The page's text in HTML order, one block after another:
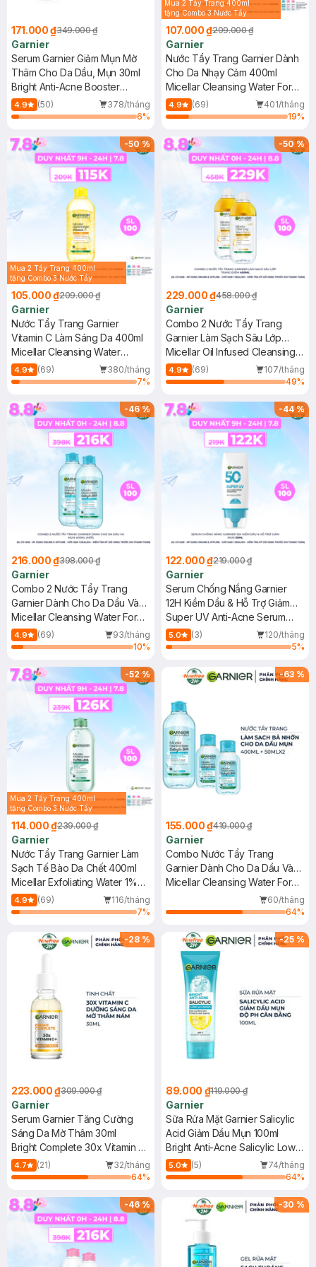
171.000 ₫349.000 ₫
Garnier
Serum Garnier Giảm Mụn Mờ
Thâm Cho Da Dầu, Mụn 30ml
Bright Anti-Acne Booster
Serum
4.9 (50)
378/tháng
6%
Mua 2 Tẩy Trang 400ml
tặng Combo 3 Nước Tẩy
Nhiên)
107.000 ₫209.000 ₫
Garnier
Nước Tẩy Trang Garnier Dành
Cho Da Nhạy Cảm 400ml
Micellar Cleansing Water For
Sensitive Skin
4.9 (69)
401/tháng
19%
-50%
Mua 2 Tẩy Trang 400ml
tặng Combo 3 Nước Tẩy
Nhiên)
105.000 ₫209.000 ₫
Garnier
Nước Tẩy Trang Garnier
Vitamin C Làm Sáng Da 400ml
Micellar Cleansing Water
Vitamin C
4.9 (69)
380/tháng
7%
-50%
229.000 ₫458.000 ₫
Garnier
Combo 2 Nước Tẩy Trang
Garnier Làm Sạch Sâu Lớp
Trang Điểm 400ml
Micellar Oil Infused Cleansing
Water
4.9 (69)
107/tháng
49%
-46%
216.000 ₫398.000 ₫
Garnier
Combo 2 Nước Tẩy Trang
Garnier Dành Cho Da Dầu Và
Mụn 400ml (Mới)
Micellar Cleansing Water For
Oily & Acne-Prone Skin New
4.9 (69)
93/tháng
10%
-44%
122.000 ₫219.000 ₫
Garnier
Serum Chống Nắng Garnier
12H Kiềm Dầu & Hỗ Trợ Giảm
Mụn 30ml
Super UV Anti-Acne Serum
Sunscreen SPF 50+ PA++++
5.0 (3)
120/tháng
5%
-52%
Mua 2 Tẩy Trang 400ml
tặng Combo 3 Nước Tẩy
Nhiên)
114.000 ₫239.000 ₫
Garnier
Nước Tẩy Trang Garnier Làm
Sạch Tế Bào Da Chết 400ml
Micellar Exfoliating Water 1%
PHA+AHA
4.9 (69)
116/tháng
7%
-63 %
155.000 ₫419.000 ₫
Garnier
Combo Nước Tẩy Trang
Garnier Dành Cho Da Dầu Và
Mụn 400ml+50mlx2
Micellar Cleansing Water For
Oily & Acne-Prone Skin60/tháng
64%
-28 %
223.000 ₫309.000 ₫
Garnier
Serum Garnier Tăng Cường
Sáng Da Mờ Thâm 30ml
Bright Complete 30x Vitamin C
Booster Serum
4.7 (21)
32/tháng
64%
-25 %
89.000 ₫119.000 ₫
Garnier
Sữa Rửa Mặt Garnier Salicylic
Acid Giảm Dầu Mụn 100ml
Bright Anti-Acne Salicylic Low
PH Gel Wash
5.0 (5)
74/tháng
64%
-46% -30 %